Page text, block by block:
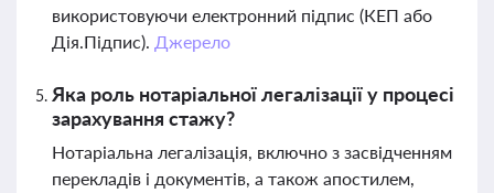
використовуючи електронний підпис (КЕП або
Дія.Підпис). Джерело
Яка роль нотаріальної легалізації у процесі
зарахування стажу?
Нотаріальна легалізація, включно з засвідченням
перекладів і документів, а також апостилем,